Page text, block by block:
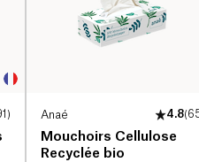
) Anaé 4.8(
Mouchoirs Cellulose
Recyclée bio